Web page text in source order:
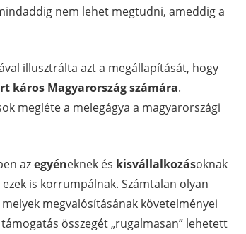
nem lehet megtudni, ameddig a
illusztrálta azt a megállapítását, hogy
káros Magyarország számára.
megléte a melegágya a magyarországi
azegyéneknek és kisvállalkozásoknak
is korrumpálnak. Számtalan olyan
megvalósításának követelményei
összegét „rugalmasan” lehetett